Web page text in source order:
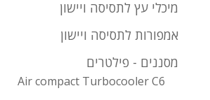
מיכלי עץ לתסיסה ויישון
אמפורות לתסיסה ויישון
מסננים - פילטרים
Air compact Turbocooler C6